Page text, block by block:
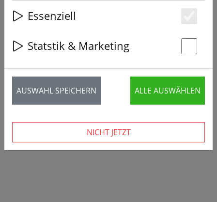
‹ ›
Essenziell
Statstik & Marketing
AUSWAHL SPEICHERN ALLE AUSWÄHLEN
NICHT JETZT